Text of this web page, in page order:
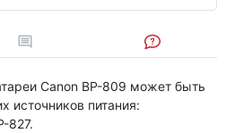
Canon BP-809 может быть
источников питания:
827.